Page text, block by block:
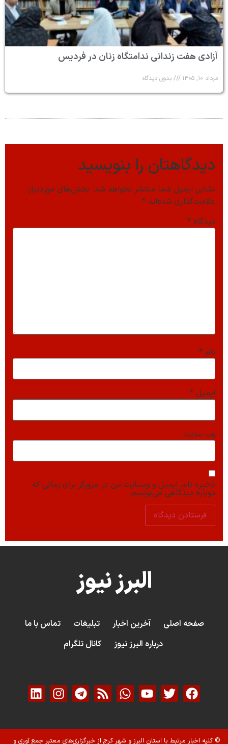
آزادی هفت زندانی ندامتگاه زنان در فردیس
مرداد ۱۰, ۱۴۰۵ بدون دیدگاه
دیدگاهتان را بنویسید
نشانی ایمیل شما منتشر نخواهد شد. بخش‌های موردنیاز
علامت‌گذاری شده‌اند *
دیدگاه *
نام *
ایمیل *
وب‌ سایت
ذخیره نام، ایمیل و وبسایت من در مرورگر برای زمانی که
دوباره دیدگاهی می‌نویسم.
البرز نیوز
صفحه اصلی آخرین اخبار تبلیغات
تماس با ما
درباره البرز نیوز
کانال تلگرام
© کلیه اخبار مرتبط با استان البرز و شهر کرج از خبرگزاری‌های معتبر جمع آوری و